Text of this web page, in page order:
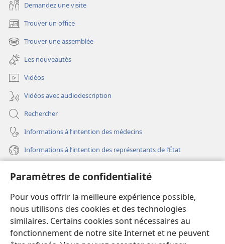
Paramètres de confidentialité
Pour vous offrir la meilleure expérience possible,
nous utilisons des cookies et des technologies
similaires. Certains cookies sont nécessaires au
fonctionnement de notre site Internet et ne peuvent
Demandez une visite
Trouver un office
(ouvre
une
nouvelle
fenêtre)
Trouver une assemblée
(ouvre
une
nouvelle
fenêtre)
Les nouveautés
Vidéos
Vidéos avec audiodescription
Rechercher
Informations à l’intention des médecins
Informations à l’intention des représentants de l’État
(ouvre
une
nouvelle
fenêtre)
Bibliothèque en ligne
(ouvre
une
®